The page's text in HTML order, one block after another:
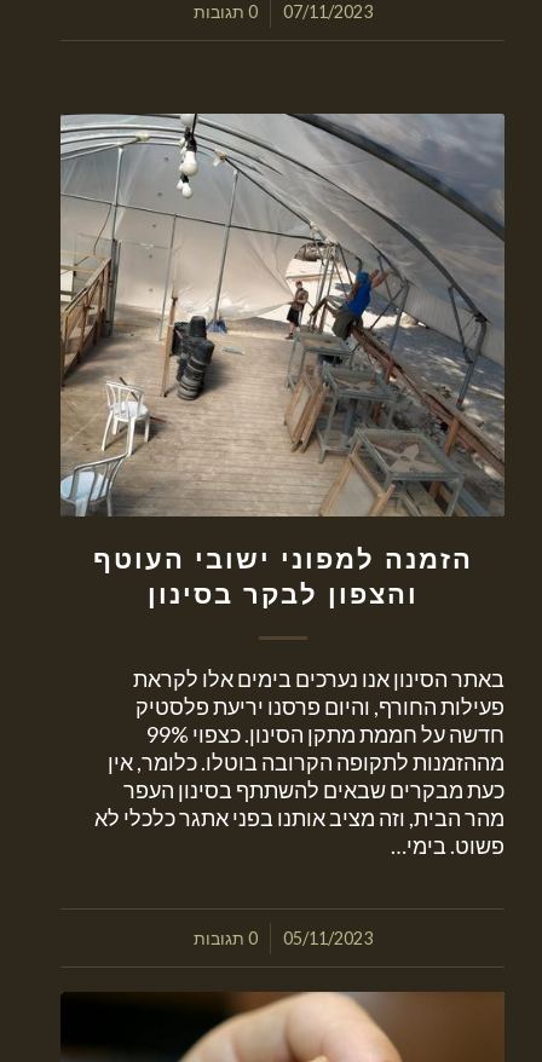
07/11/2023
/ 0 תגובות
הזמנה למפוני ישובי העוטף
והצפון לבקר בסינון
באתר הסינון אנו נערכים בימים אלו לקראת
פעילות החורף, והיום פרסנו יריעת פלסטיק
חדשה על חממת מתקן הסינון. כצפוי 99%
מההזמנות לתקופה הקרובה בוטלו. כלומר, אין
כעת מבקרים שבאים להשתתף בסינון העפר
מהר הבית, וזה מציב אותנו בפני אתגר כלכלי לא
פשוט. בימי…
05/11/2023
/ 0 תגובות